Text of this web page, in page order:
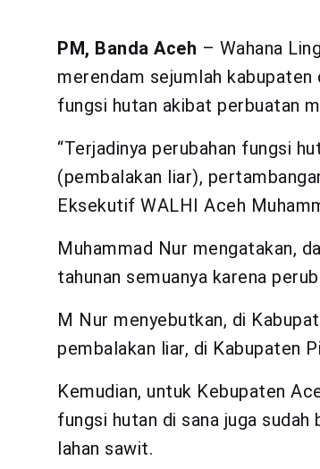
PM, Banda Aceh – Wahana
merendam sejumlah
fungsi hutan akibat perbuatan
“Terjadinya perubahan fungsi
(pembalakan liar),
Eksekutif WALHI Aceh
Muhammad Nur mengatakan,
tahunan semuanya karena
M Nur menyebutkan, di
pembalakan liar, di Kabupaten
Kemudian, untuk Kebupaten
fungsi hutan di sana juga
lahan sawit.